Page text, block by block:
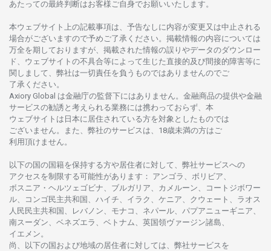
あたっての最終判断はお客様ご自身でお願いいたします。
本ウェブサイト 上の記載事項は、 予告なしに 内容が変更又は中止さ れる
場合がございますので予めご了承ください。 掲載情報の内容については
万全を期しておりますが、 掲載さ れた情報の誤りやデータのダウンロー
ド、 ウェブサイトの不具合等に よって生じた 直接的及び間接的障害等に
関し まして、 弊社は一切責任を負うものではありませんのでご
了承ください。
Axiory Global は金融庁の監督下にはありません。 金融商品の提供や金融
サービスの勧誘と 考えられる業務には携わっておらず、 本
ウェブサイトは 日本に 居住さ れている方を対象としたものでは
ございません。
また、 弊社のサービスは、18歳未満の方は ご
利用頂けません 。
以下の国の国籍を保持する方や居住者に対して、 弊社サービスへの
アクセスを制限する可能性があります ： アンゴラ、ボリビア、
ボスニア ・ ヘルツェゴビナ、ブルガリア、カメルーン、コートジボワー
ル、
コンゴ民主共和国、ハイチ、イラク、ケニア、クウェート、 ラオス
人民民主共和国、レバノン、モナコ、ネパール、パプアニューギニア、
南スーダン、ベネズエラ、ベトナム、 英国領ヴァージン諸島、
イエメン。
尚、 以下の国および地域の居住者に対しては、 弊社サービスを